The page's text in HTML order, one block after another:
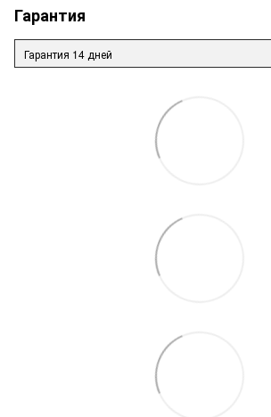
Гарантия
Гарантия 14 дней